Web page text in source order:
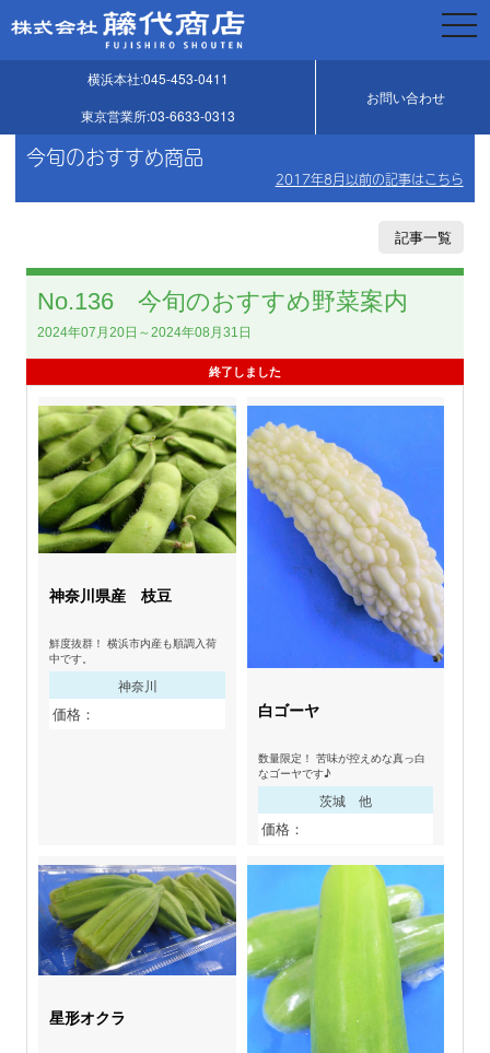
横浜本社:045-453-0411
お問い合わせ
東京営業所:03-6633-0313
今旬のおすすめ商品
2017年8月以前の記事はこちら
記事一覧
No.136 今旬のおすすめ野菜案内
2024年07月20日～2024年08月31日
終了しました
神奈川県産 枝豆
鮮度抜群！ 横浜市内産も順調入荷
中です。
神奈川
価格： 白ゴーヤ
数量限定！ 苦味が控えめな真っ白
なゴーヤです♪
茨城 他
価格：
星形オクラ